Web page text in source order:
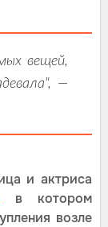
вещей,
—
и актриса
в котором
возле